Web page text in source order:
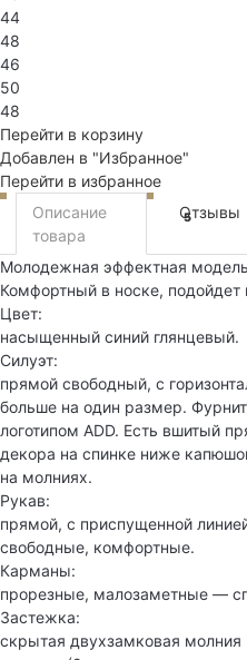
44
48
46
50
48
Перейти в корзину
Добавлен в "Избранное"
Перейти в избранное
Описание
товара
Отзывы
5
Молодежная эффектная
Комфортный в носке,
Цвет:
насыщенный синий глянцевый.
Силуэт:
прямой свободный, с
больше на один размер.
логотипом ADD. Есть вшитый
декора на спинке ниже
на молниях.
Рукав:
прямой, с приспущенной
свободные, комфортные.
Карманы:
прорезные, малозаметные —
Застежка:
скрытая двухзамковая молния